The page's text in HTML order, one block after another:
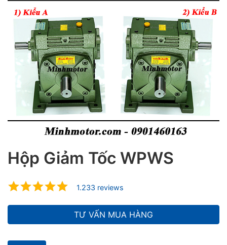
Hộp Giảm Tốc WPWS
1.233 reviews
TƯ VẤN MUA HÀNG